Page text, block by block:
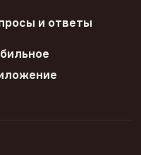
и ответы